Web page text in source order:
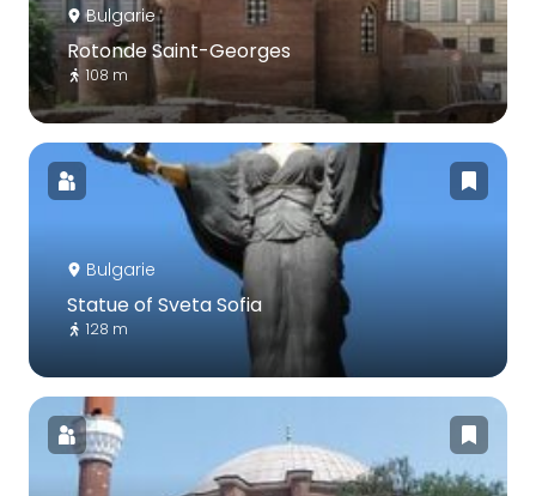
Bulgarie
Rotonde Saint-Georges
108 m
Bulgarie
Statue of Sveta Sofia
128 m